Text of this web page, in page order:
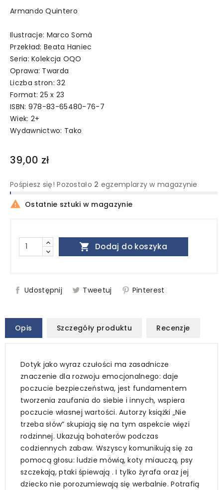
Armando Quintero
Ilustracje: Marco Somà
Przekład: Beata Haniec
Seria: Kolekcja OQO
Oprawa: Twarda
Liczba stron: 32
Format: 25 x 23
ISBN: 978-83-65480-76-7
Wiek: 2+
Wydawnictwo: Tako
39,00 zł
Pośpiesz się! Pozostało 2 egzemplarzy w magazynie
 Ostatnie sztuki w magazynie
 Dodaj do koszyka
Udostępnij Tweetuj Pinterest
Opis Szczegóły produktu Recenzje
Dotyk jako wyraz czułości ma zasadnicze
znaczenie dla rozwoju emocjonalnego: daje
poczucie bezpieczeństwa, jest fundamentem
tworzenia zaufania do siebie i innych, wspiera
poczucie własnej wartości. Autorzy książki „Nie
trzeba słów” skupiają się na tym aspekcie więzi
rodzinnej. Ukazują bohaterów podczas
codziennych zabaw. Wszyscy komunikują się za
pomocą głosu: ludzie mówią, koty miauczą, psy
szczekają, ptaki śpiewają . I tylko żyrafa oraz jej
dziecko nie porozumiewają się werbalnie. Potrafią